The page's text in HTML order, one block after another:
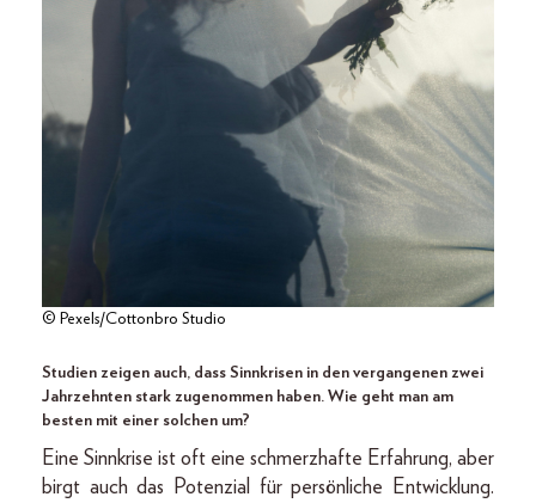
© Pexels/Cottonbro Studio
Studien zeigen auch, dass Sinnkrisen in den vergangenen zwei
Jahrzehnten stark zugenommen haben. Wie geht man am
besten mit einer solchen um?
Eine Sinnkrise ist oft eine schmerzhafte Erfahrung, aber
birgt auch das Potenzial für persönliche Entwicklung.